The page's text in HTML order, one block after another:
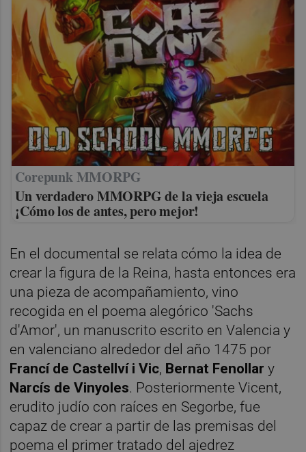
Corepunk MMORPG
Un verdadero MMORPG de la vieja escuela
¡Cómo los de antes, pero mejor!
En el documental se relata cómo la idea de
crear la figura de la Reina, hasta entonces era
una pieza de acompañamiento, vino
recogida en el poema alegórico 'Sachs
d'Amor', un manuscrito escrito en Valencia y
en valenciano alrededor del año 1475 por
Francí de Castellví i Vic, Bernat Fenollary
Narcís de Vinyoles. Posteriormente Vicent,
erudito judío con raíces en Segorbe, fue
capaz de crear a partir de las premisas del
poema el primer tratado del ajedrez